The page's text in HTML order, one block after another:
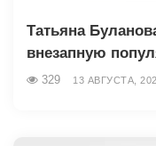
Татьяна
внезапную
329 13 АВГУСТА,